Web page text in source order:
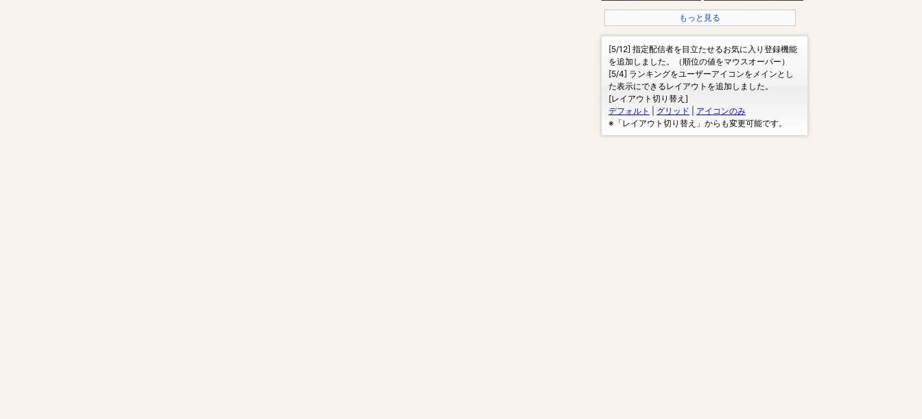
新水着⁉水着が来るな
ら、引かねば無作法とい
えっぞ！！！【博衣こよ
り/ホロライブ】
التغطية مستمرةもっと見る
[5/12] 指定配信者を目立たせるお気に入り登録機能
を追加しました。（順位の値をマウスオーバー）
[5/4] ランキングをユーザーアイコンをメインとし
た表示にできるレイアウトを追加しました。
[レイアウト切り替え]
デフォルト
グリッド
アイコンのみ
※「レイアウト切り替え」からも変更可能です。